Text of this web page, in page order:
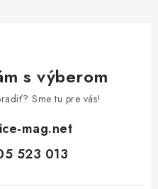
s výberom
Sme tu pre vás!
mag.net
523 013